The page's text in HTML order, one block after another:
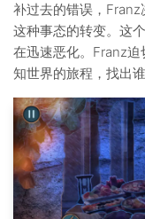
补过去的错误，
这种事态的转变。这
在迅速恶化。Franz
知世界的旅程，找出